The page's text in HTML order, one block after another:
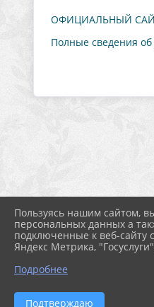
ОФИЦИАЛЬНЫЙ САЙТ
Полные сведения
2026 г. centrkult-
Пользуясь нашим сайтом,
персональных данных а
подключенные к веб-сайту
Яндекс Метрика,
Подробнее
Подтверждаю